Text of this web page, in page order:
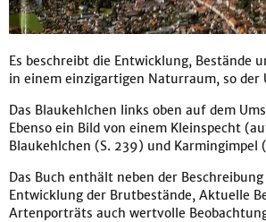
Es beschreibt die Entwicklung, Bestände
in einem einzigartigen Naturraum, so
Das Blaukehlchen links oben auf dem
Ebenso ein Bild von einem Kleinspecht
Blaukehlchen (S. 239) und Karmingimpel
Das Buch enthält neben der
Entwicklung der Brutbestände, Aktuelle
Artenporträts auch wertvolle